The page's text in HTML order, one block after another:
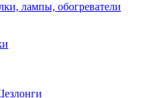
лампы, обогреватели